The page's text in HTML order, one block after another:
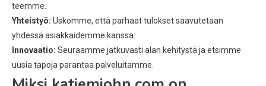
teemme.
Yhteistyö: Uskomme, että parhaat tulokset saavutetaan
yhdessä asiakkaidemme kanssa.
Innovaatio: Seuraamme jatkuvasti alan kehitystä ja etsimme
uusia tapoja parantaa palveluitamme.